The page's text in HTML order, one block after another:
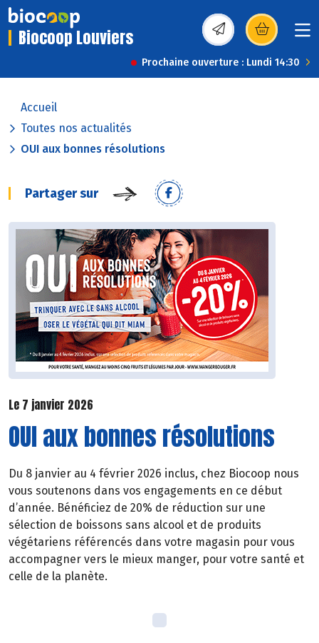
Biocoop Louviers (s’ouvre dans une
Prochaine ouverture : Lundi 14:30
Accueil
Toutes nos actualités
OUI aux bonnes résolutions
Partager sur
Le 7 janvier 2026
OUI aux bonnes résolutions
Du 8 janvier au 4 février 2026 inclus, chez Biocoop nous
vous soutenons dans vos engagements en ce début
d’année. Bénéficiez de 20% de réduction sur une
sélection de boissons sans alcool et de produits
végétariens référencés dans votre magasin pour vous
accompagner vers le mieux manger, pour votre santé et
celle de la planète.